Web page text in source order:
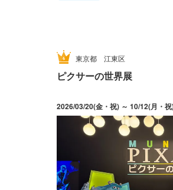
東京都 江東区
ピクサーの世界展